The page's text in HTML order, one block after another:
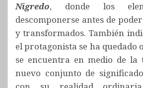
Nigredo, donde los
descomponerse antes de
y transformados. También
el protagonista se ha quedado
se encuentra en medio de
nuevo conjunto de